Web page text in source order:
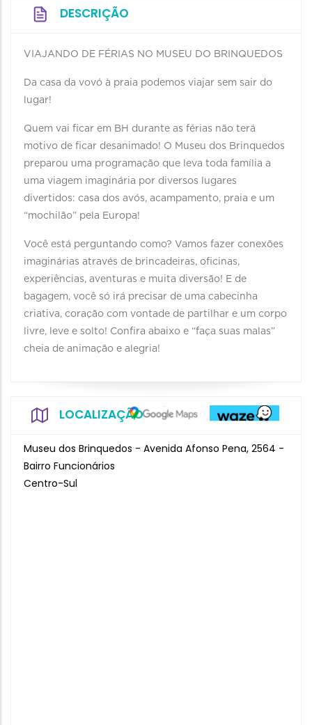
DESCRIÇÃO
VIAJANDO DE FÉRIAS NO MUSEU DO BRINQUEDOS
Da casa da vovó à praia podemos viajar sem sair do
lugar!
Quem vai ficar em BH durante as férias não terá
motivo de ficar desanimado! O Museu dos Brinquedos
preparou uma programação que leva toda família a
uma viagem imaginária por diversos lugares
divertidos: casa dos avós, acampamento, praia e um
“mochilão” pela Europa!
Você está perguntando como? Vamos fazer conexões
imaginárias através de brincadeiras, oficinas,
experiências, aventuras e muita diversão! E de
bagagem, você só irá precisar de uma cabecinha
criativa, coração com vontade de partilhar e um corpo
livre, leve e solto! Confira abaixo e “faça suas malas”
cheia de animação e alegria!
LOCALIZAÇÃO
Museu dos Brinquedos - Avenida Afonso Pena, 2564 -
Bairro Funcionários
Centro-Sul